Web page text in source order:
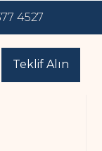
4527
Teklif Alın